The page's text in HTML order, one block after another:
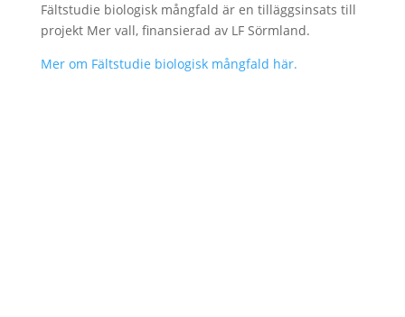
Fältstudie biologisk mångfald är en tilläggsinsats till
projekt Mer vall, finansierad av LF Sörmland.
Mer om Fältstudie biologisk mångfald här.